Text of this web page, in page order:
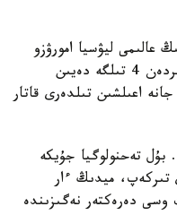
عالىمى ليۋسيا امورۋزو
باستاعان حالىقارالىق توپ جۇرگىزگەن. عالىمدار يسپانيانىڭ باسك ەلىندە تۇراتىن، بىردەن 4 تىلگە دەيىن
اعىلشىن تىلدەرى قاتار
بۇل تەحنولوگيا جۇيكە
تىركەپ، ميدىڭ ءار
وسى دەرەكتەر نەگىزىندە